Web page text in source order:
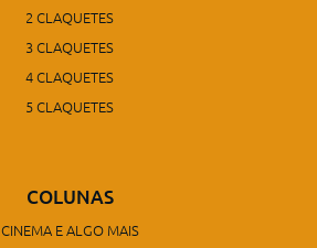
2 CLAQUETES
3 CLAQUETES
4 CLAQUETES
5 CLAQUETES
COLUNAS
CINEMA E ALGO MAIS